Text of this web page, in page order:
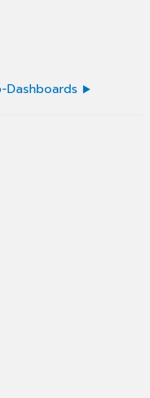
Dashboards